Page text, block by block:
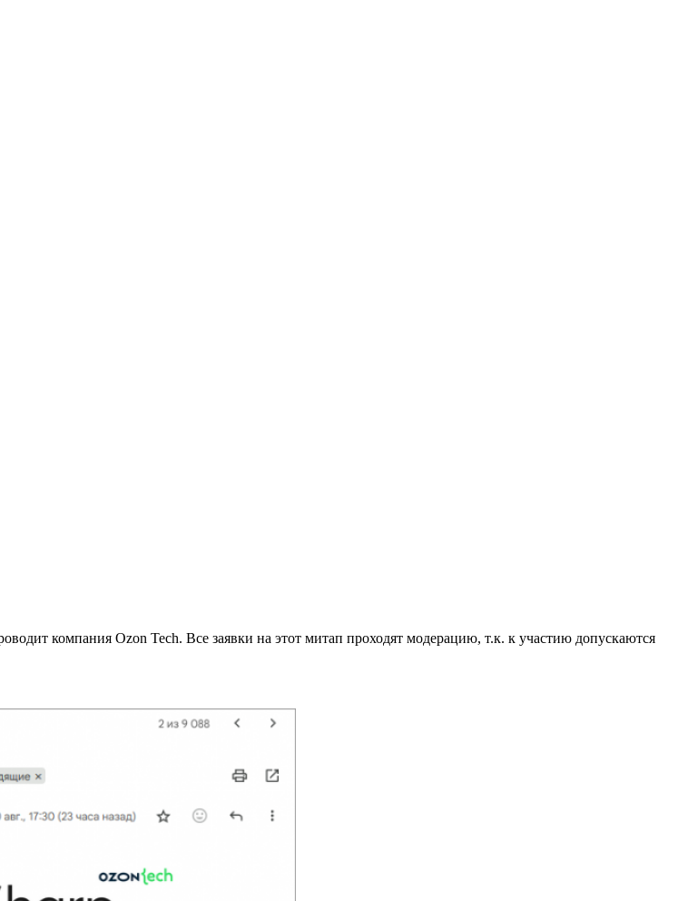
компания Ozon Tech. Все заявки на этот митап проходят модерацию, т.к. к участию допускаются